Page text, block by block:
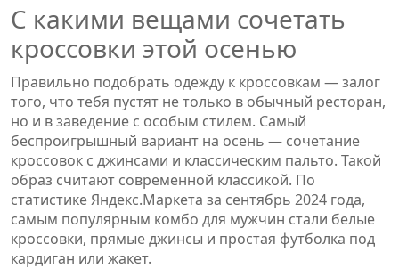
С какими вещами сочетать
кроссовки этой осенью
Правильно подобрать одежду к кроссовкам — залог
того, что тебя пустят не только в обычный ресторан,
но и в заведение с особым стилем. Самый
беспроигрышный вариант на осень — сочетание
кроссовок с джинсами и классическим пальто. Такой
образ считают современной классикой. По
статистике Яндекс.Маркета за сентябрь 2024 года,
самым популярным комбо для мужчин стали белые
кроссовки, прямые джинсы и простая футболка под
кардиган или жакет.